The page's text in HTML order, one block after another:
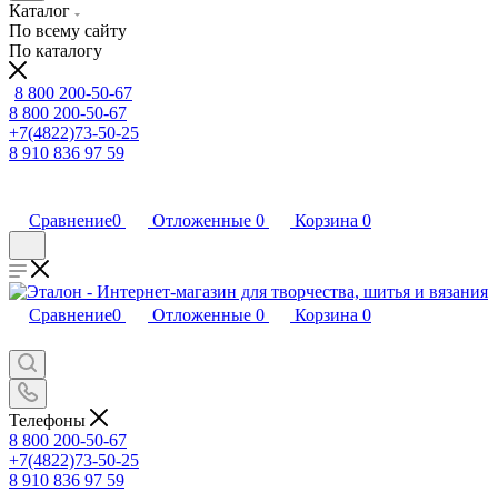
Каталог
По всему сайту
По каталогу
8 800 200-50-67
8 800 200-50-67
+7(4822)73-50-25
8 910 836 97 59
Сравнение0 Отложенные 0 Корзина 0
Сравнение0 Отложенные 0 Корзина 0
Телефоны
8 800 200-50-67
+7(4822)73-50-25
8 910 836 97 59